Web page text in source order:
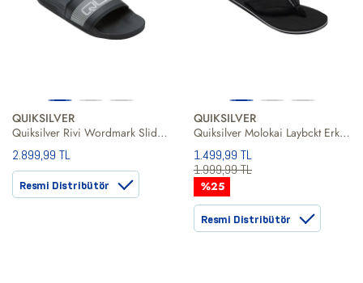
QUIKSILVER
Quiksilver Rivi Wordmark Slide Erkek Siyah Terlik
2.899,99 TL
Resmi Distribütör
QUIKSILVER
Quiksilver Molokai Laybckt Erkek Siyah Terlik
1.499,99 TL
1.999,99 TL
%25
Resmi Distribütör